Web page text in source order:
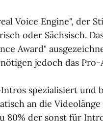
Voice Engine", der
oder Sächsisch.
Award"
jedoch das
spezialisiert und
an die Videolänge
80% der sonst für